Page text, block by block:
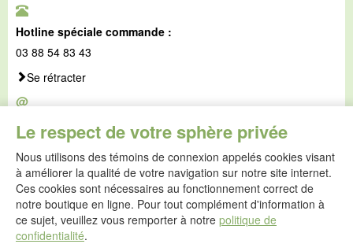
Le respect de votre sphère privée
Nous utilisons des témoins de connexion appelés cookies visant
à améliorer la qualité de votre navigation sur notre site internet.
Ces cookies sont nécessaires au fonctionnement correct de
notre boutique en ligne. Pour tout complément d'information à
ce sujet, veuillez vous remporter à notre politique de
confidentialité.
Hotline spéciale commande :
03 88 54 83 43
Se rétracter
@
service@idealsko.fr
@
Formulaire de contact
Aller au formulaire de contact